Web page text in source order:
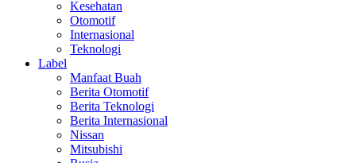
Kesehatan
Otomotif
Internasional
Teknologi
Label
Manfaat Buah
Berita Otomotif
Berita Teknologi
Berita Internasional
Nissan
Mitsubishi